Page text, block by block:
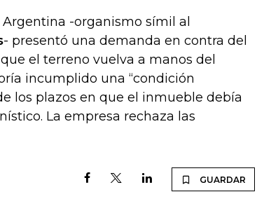
-organismo símil al
- presentó una demanda en contra del
el terreno vuelva a manos del
incumplido una “condición
los plazos en que el inmueble debía
La empresa rechaza las
GUARDAR